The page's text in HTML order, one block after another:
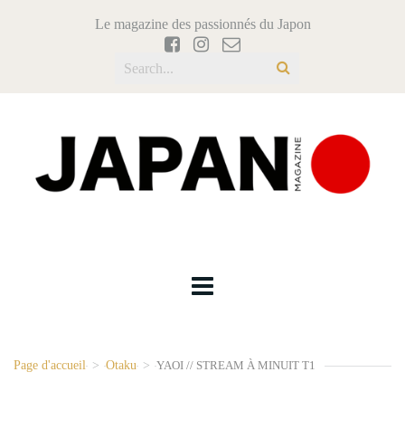
Le magazine des passionnés du Japon
Page d'accueil > Otaku > YAOI // STREAM À MINUIT T1